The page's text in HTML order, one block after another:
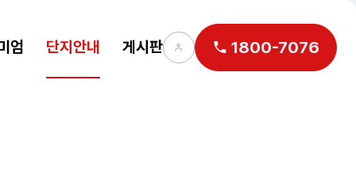
엄 단지안내 게시판 1800-7076